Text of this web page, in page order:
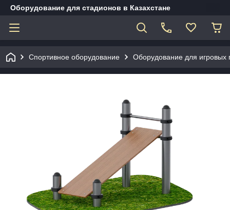
Оборудование для стадионов в Казахстане
Спортивное оборудование Оборудование для игровых